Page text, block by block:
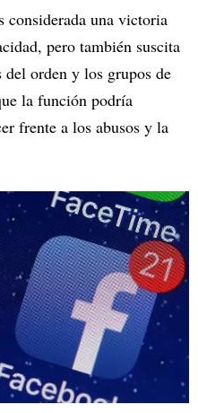
considerada una victoria
pero también suscita
orden y los grupos de
la función podría
frente a los abusos y la